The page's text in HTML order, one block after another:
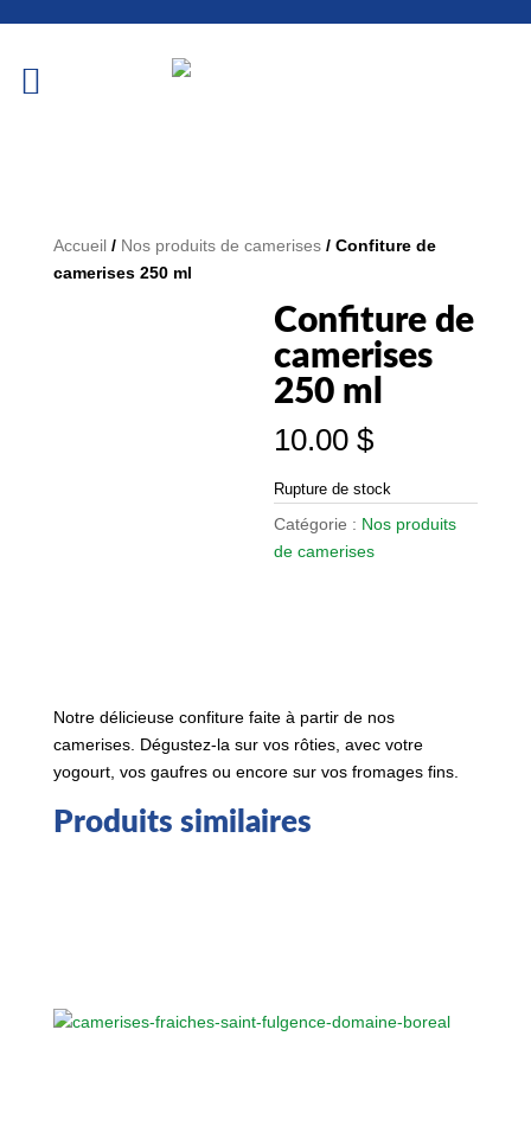
Accueil/ Nos produits de camerises/ Confiture de
camerises 250 ml
Confiture de
camerises
250 ml
10.00$
Rupture de stock
Catégorie : Nos produits
de camerises
Notre délicieuse confiture faite à partir de nos
camerises. Dégustez-la sur vos rôties, avec votre
yogourt, vos gaufres ou encore sur vos fromages fins.
Produits similaires